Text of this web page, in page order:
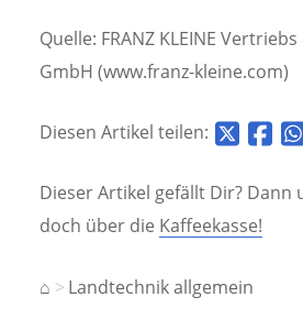
Quelle: FRANZ KLEINE
GmbH (www.franz-kleine.com)
Diesen Artikel teilen:
Dieser Artikel gefällt Dir? Dann
doch über die Kaffeekasse!
⌂ Landtechnik allgemein